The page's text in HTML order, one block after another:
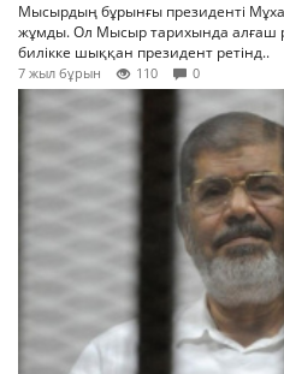
Мысырдың бұрынғы президенті
жұмды. Ол Мысыр тарихында алғаш
билікке шыққан президент ретінд..
7 жыл бұрын 110 0